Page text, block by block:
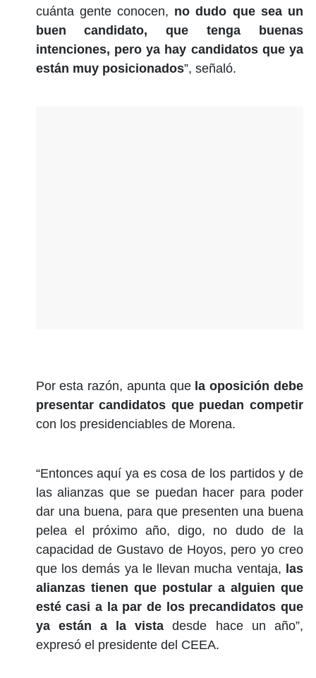
cuánta gente conocen, no dudo que sea un
buen candidato, que tenga buenas
intenciones, pero ya hay candidatos que ya
están muy posicionados”, señaló.
Por esta razón, apunta quela oposición debe
presentar candidatos que puedan competir
con los presidenciables de Morena.
“Entonces aquí ya es cosa de los partidos y de
las alianzas que se puedan hacer para poder
dar una buena, para que presenten una buena
pelea el próximo año, digo, no dudo de la
capacidad de Gustavo de Hoyos, pero yo creo
que los demás ya le llevan mucha ventaja, las
alianzas tienen que postular a alguien que
esté casi a la par de los precandidatos que
ya están a la vista desde hace un año”,
expresó el presidente del CEEA.